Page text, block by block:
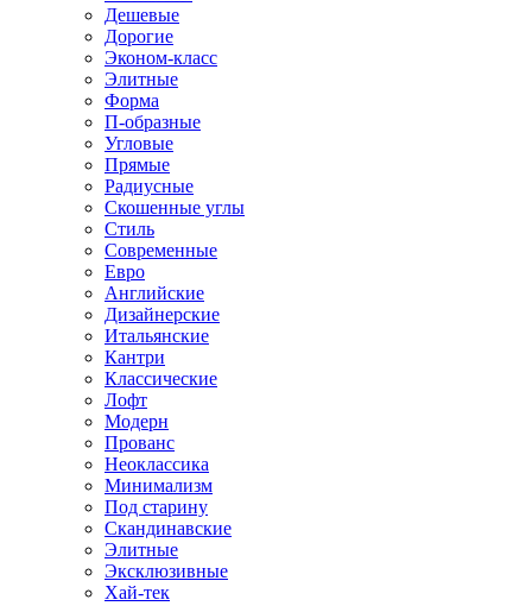
Дешевые
Дорогие
Эконом-класс
Элитные
Форма
П-образные
Угловые
Прямые
Радиусные
Скошенные углы
Стиль
Современные
Евро
Английские
Дизайнерские
Итальянские
Кантри
Классические
Лофт
Модерн
Прованс
Неоклассика
Минимализм
Под старину
Скандинавские
Элитные
Эксклюзивные
Хай-тек